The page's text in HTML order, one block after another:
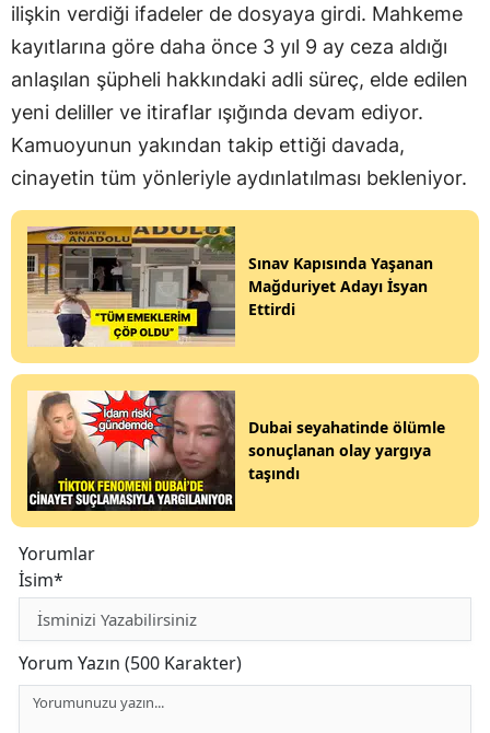
ilişkin verdiği ifadeler de dosyaya girdi. Mahkeme
kayıtlarına göre daha önce 3 yıl 9 ay ceza aldığı
anlaşılan şüpheli hakkındaki adli süreç, elde edilen
yeni deliller ve itiraflar ışığında devam ediyor.
Kamuoyunun yakından takip ettiği davada,
cinayetin tüm yönleriyle aydınlatılması bekleniyor.
Sınav Kapısında Yaşanan
Mağduriyet Adayı İsyan
Ettirdi
Dubai seyahatinde ölümle
sonuçlanan olay yargıya
taşındı
Yorumlar
İsim*
Yorum Yazın (500 Karakter)